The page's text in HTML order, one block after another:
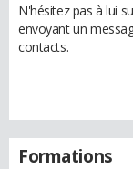
N'hésitez pas à lui
envoyant un
contacts.
Formations